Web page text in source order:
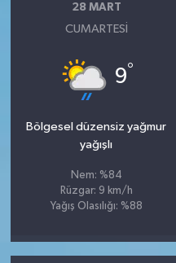
28 MART
CUMARTESI
9°
Bölgesel düzensiz yağmur
yağışlı
Nem: %84
Rüzgar: 9 km/h
Yağış Olasılığı: %88